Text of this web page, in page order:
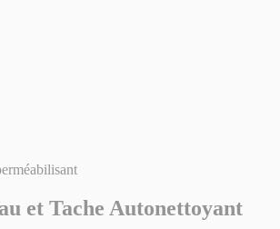
et Tache Autonettoyant